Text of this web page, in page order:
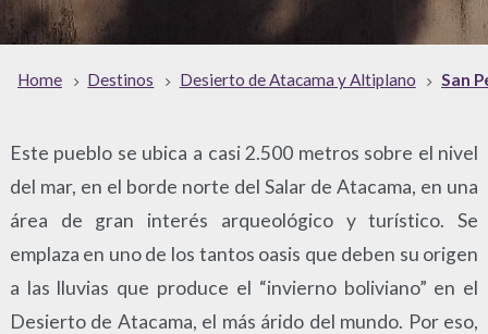
Home Destinos Desierto de Atacama y Altiplano San
Este pueblo se ubica a casi 2.500 metros sobre el nivel
del mar, en el borde norte del Salar de Atacama, en una
área de gran interés arqueológico y turístico. Se
emplaza en uno de los tantos oasis que deben su origen
a las lluvias que produce el “invierno boliviano” en el
Desierto de Atacama, el más árido del mundo. Por eso,